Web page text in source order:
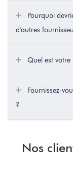
Pourquoi
d'autres
Quel est votre
Fournissez-
?
Nos